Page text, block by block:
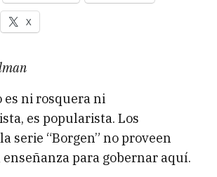
X
ni rosquera ni
es popularista. Los
serie “Borgen” no proveen
para gobernar aquí.